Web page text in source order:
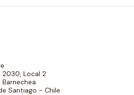
2030, Local 2
Santiago - Chile